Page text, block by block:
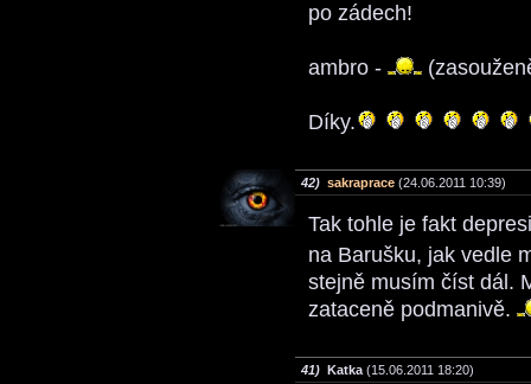
po zádech!
ambro -
Díky.
42) sakraprace (24.06.2011 10:39)
Tak tohle je fakt
na Barušku, jak vedle
stejně musím číst dál.
zataceně podmanivě.
41) Katka (15.06.2011 18:20)